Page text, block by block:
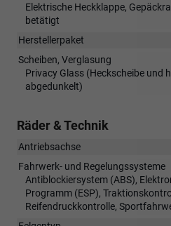
Elektrische Heckklappe,
betätigt
Herstellerpaket
Scheiben, Verglasung
Privacy Glass (Heckscheibe und
abgedunkelt)
Räder & Technik
Antriebsachse
Fahrwerk- und Regelungssysteme
Antiblockiersystem (ABS),
Programm (ESP),
Reifendruckkontrolle,